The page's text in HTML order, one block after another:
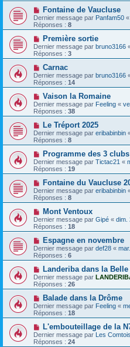
Fontaine de Vaucluse
Dernier message par Panfam50 «
Réponses : 8
Première sortie
Dernier message par bruno3166
Réponses : 3
Carnac
Dernier message par bruno3166
Réponses : 14
Vaison la Romaine
Dernier message par Feeling «
Réponses : 38
Le Tréport 2025
Dernier message par eribabinbin
Réponses : 8
Programme des 3
Dernier message par Tictac21 «
Réponses : 19
Fontaine du Vaucluse
Dernier message par eribabinbin
Réponses : 8
Mont Ventoux
Dernier message par Gipé « dim.
Réponses : 18
Espagne en novembre
Dernier message par def28 «
Réponses : 6
Landeriba dans la
Dernier message par
Réponses : 26
Balade dans la Drôme
Dernier message par Feeling «
Réponses : 18
L'embouteillage de la
Dernier message par Les Comtois
Réponses : 24